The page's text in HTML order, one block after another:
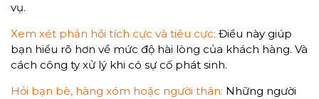
vụ.
Xem xét phản hồi tích cực và tiêu cực: Điều này giúp
bạn hiểu rõ hơn về mức độ hài lòng của khách hàng. Và
cách công ty xử lý khi có sự cố phát sinh.
Hỏi bạn bè, hàng xóm hoặc người thân: Những người